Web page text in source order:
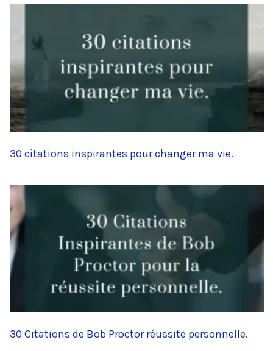
30 citations inspirantes pour changer ma vie.
30 Citations de Bob Proctor réussite personnelle.